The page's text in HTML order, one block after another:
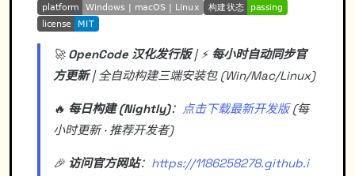
🚀 OpenCode 汉化发行版| ⚡️每小时自动同步官
方更新| 全自动构建三端安装包 (Win/Mac/Linux)
🔥 每日构建 (Nightly)： 点击下载最新开发版(每
小时更新 · 推荐开发者)
🎉 访问官方网站： https://1186258278.github.i